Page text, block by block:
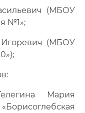
(МБОУ
№1»;
(МБОУ
Мария